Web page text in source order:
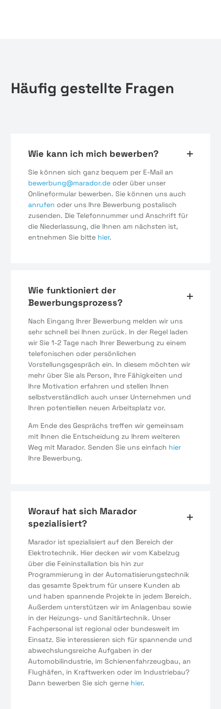
Häufig gestellte Fragen
Wie kann ich mich bewerben?
Sie können sich ganz bequem per E-Mail an
bewerbung@marador.de oder über unser
Onlineformular bewerben. Sie können uns auch
anrufen oder uns Ihre Bewerbung postalisch
zusenden. Die Telefonnummer und Anschrift für
die Niederlassung, die Ihnen am nächsten ist,
entnehmen Sie bitte hier.
Wie funktioniert der
Bewerbungsprozess?
Nach Eingang Ihrer Bewerbung melden wir uns
sehr schnell bei Ihnen zurück. In der Regel laden
wir Sie 1-2 Tage nach Ihrer Bewerbung zu einem
telefonischen oder persönlichen
Vorstellungsgespräch ein. In diesem möchten wir
mehr über Sie als Person, Ihre Fähigkeiten und
Ihre Motivation erfahren und stellen Ihnen
selbstverständlich auch unser Unternehmen und
Ihren potentiellen neuen Arbeitsplatz vor.
Am Ende des Gesprächs treffen wir gemeinsam
mit Ihnen die Entscheidung zu Ihrem weiteren
Weg mit Marador. Senden Sie uns einfach hier
Ihre Bewerbung.
Worauf hat sich Marador
spezialisiert?
Marador ist spezialisiert auf den Bereich der
Elektrotechnik. Hier decken wir vom Kabelzug
über die Feininstallation bis hin zur
Programmierung in der Automatisierungstechnik
das gesamte Spektrum für unsere Kunden ab
und haben spannende Projekte in jedem Bereich.
Außerdem unterstützen wir im Anlagenbau sowie
in der Heizungs- und Sanitärtechnik. Unser
Fachpersonal ist regional oder bundesweit im
Einsatz. Sie interessieren sich für spannende und
abwechslungsreiche Aufgaben in der
Automobilindustrie, im Schienenfahrzeugbau, an
Flughäfen, in Kraftwerken oder im Industriebau?
Dann bewerben Sie sich gerne hier.